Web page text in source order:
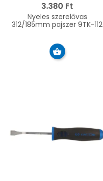
3.380 Ft
Nyeles szerelővas
312/185mm pajszer 9TK-112